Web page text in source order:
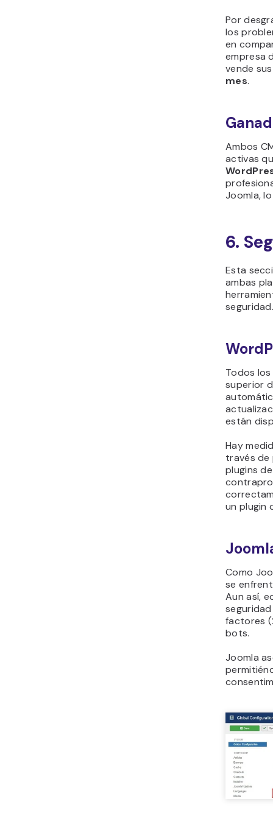
Por
los
en
empresa
vende
mes.
Ambos
activas
Joomla,
6.
Esta
ambas
Todos
superior
están
Hay
través de
plugins
un plugin
Como
se
Aun así,
factores
bots.
Joomla